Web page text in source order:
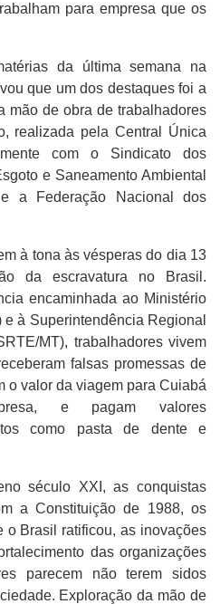
para empresa que os
da última semana na
que um dos destaques foi a
mão de obra de trabalhadores
realizada pela Central Única
com o Sindicato dos
e Saneamento Ambiental
a Federação Nacional dos
à tona às vésperas do dia 13
da escravatura no Brasil.
encaminhada ao Ministério
à Superintendência Regional
MT), trabalhadores vivem
falsas promessas de
o valor da viagem para Cuiabá
e pagam valores
como pasta de dente e
século XXI, as conquistas
a Constituição de 1988, os
o Brasil ratificou, as inovações
das organizações
parecem não terem sidos
Exploração da mão de